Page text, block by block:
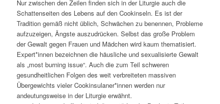
Nur zwischen den Zeilen finden sich in der Liturgie auch die
Schattenseiten des Lebens auf den Cookinseln. Es ist der
Tradition gemäß nicht üblich, Schwächen zu benennen, Probleme
aufzuzeigen, Ängste auszudrücken. Selbst das große Problem
der Gewalt gegen Frauen und Mädchen wird kaum thematisiert.
Expert*innen bezeichnen die häusliche und sexualisierte Gewalt
als „most burning issue“. Auch die zum Teil schweren
gesundheitlichen Folgen des weit verbreiteten massiven
Übergewichts vieler Cookinsulaner*innen werden nur
andeutungsweise in der Liturgie erwähnt.